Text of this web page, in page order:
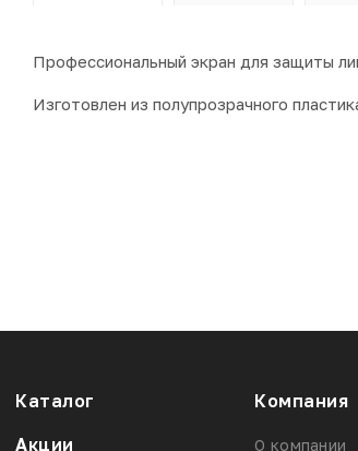
Профессиональный экран для защиты
Изготовлен из полупрозрачного
Каталог
Акции
Компания
О компании